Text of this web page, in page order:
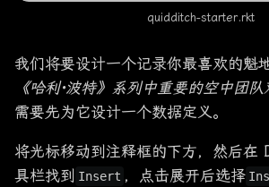
quidditch-starter.rkt
我们将要设计一个记录你最喜欢的魁
《哈利·波特》系列中重要的空中团
需要先为它设计一个数据定义。
将光标移动到注释框的下方，然后在
具栏找到 Insert ，点击展开后选择